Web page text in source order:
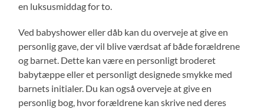
en luksusmiddag for to.
Ved babyshower eller dåb kan du overveje at give en
personlig gave, der vil blive værdsat af både forældrene
og barnet. Dette kan være en personligt broderet
babytæppe eller et personligt designede smykke med
barnets initialer. Du kan også overveje at give en
personlig bog, hvor forældrene kan skrive ned deres